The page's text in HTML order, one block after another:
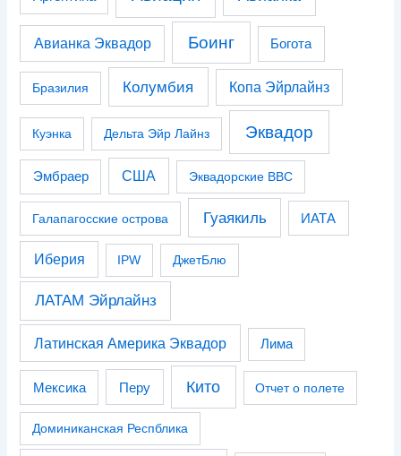
Авианка Эквадор Боинг Богота
Бразилия Колумбия Копа Эйрлайнз
Куэнка Дельта Эйр Лайнз Эквадор
Эмбраер США Эквадорские ВВС
Галапагосские острова Гуаякиль ИАТА
Иберия IPW ДжетБлю
ЛАТАМ Эйрлайнз
Латинская Америка Эквадор Лима
Мексика Перу Кито Отчет о полете
Доминиканская Респблика